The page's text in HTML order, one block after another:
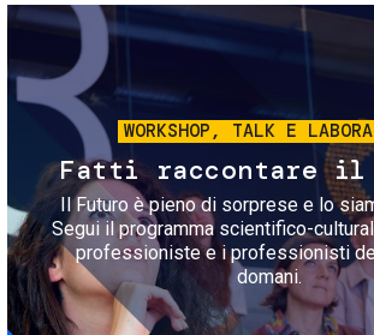
Immagine
WORKSHOP, TALK E
Fatti raccontare il
Il Futuro è pieno di sorprese e lo
Segui il programma scientifico-
professioniste e i professionisti
domani.